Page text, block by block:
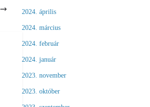
2024. április
2024. március
2024. február
2024. január
2023. november
2023. október